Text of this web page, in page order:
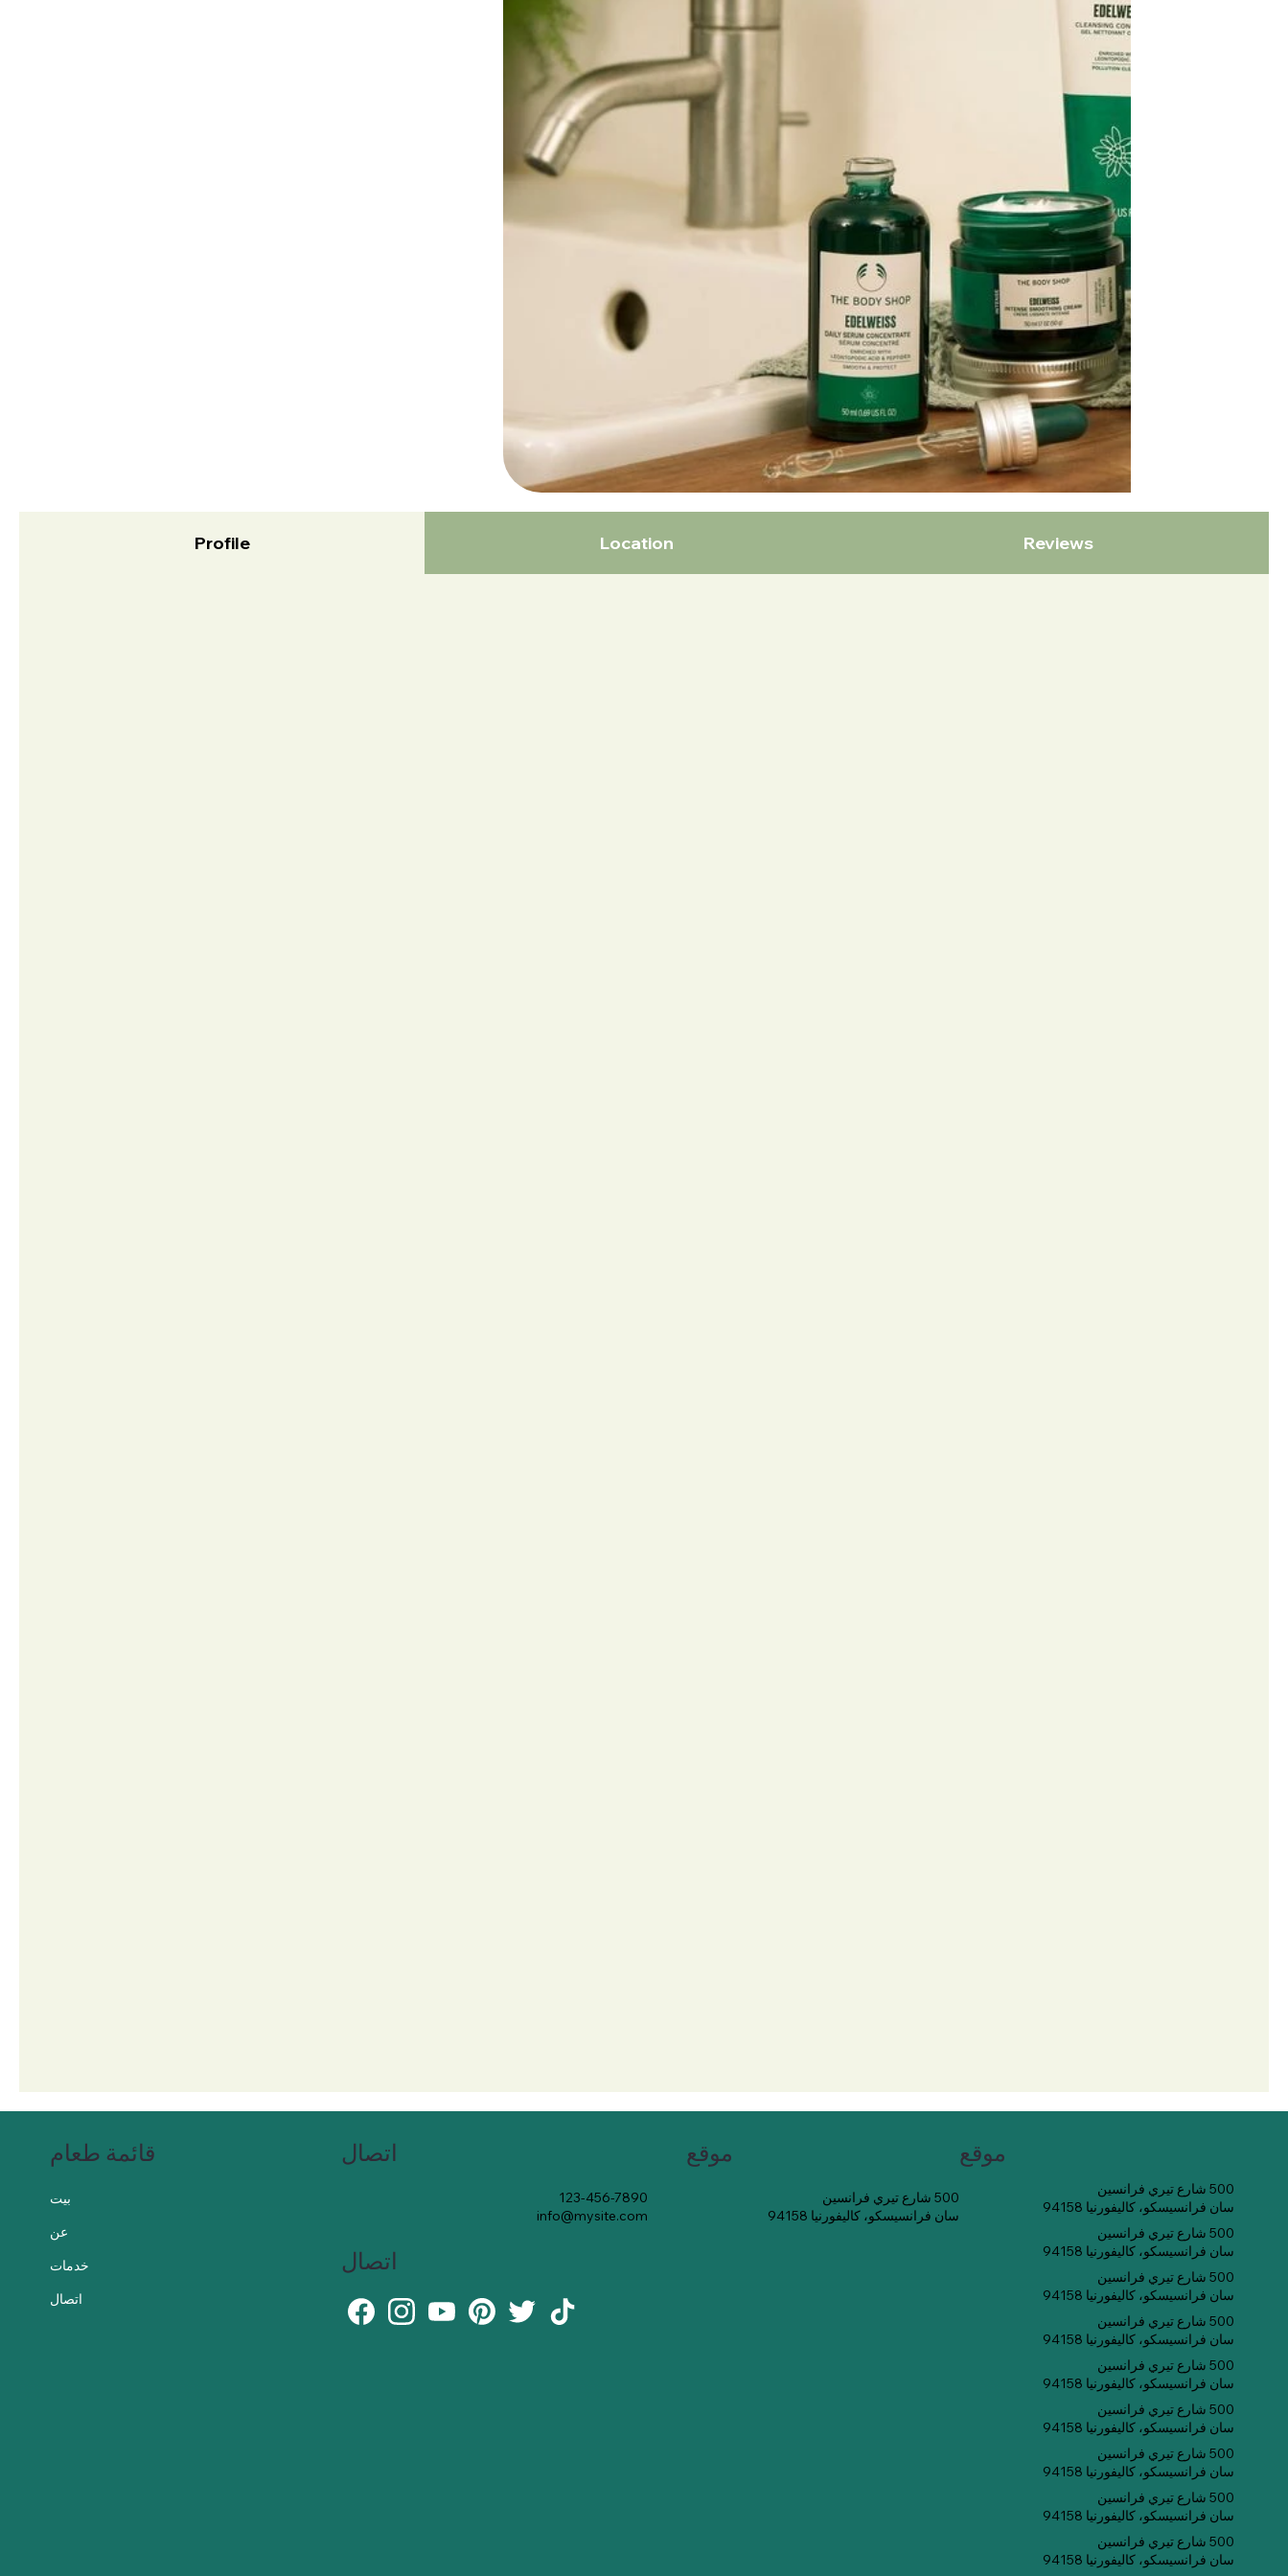
Profile Location Reviews
قائمة طعام
بيت
عن
خدمات
اتصال
موقع
500 شارع تيري فرانسين
سان فرانسيسكو، كاليفورنيا 94158
موقع
500 شارع تيري فرانسين
سان فرانسيسكو، كاليفورنيا 94158
500 شارع تيري فرانسين
سان فرانسيسكو، كاليفورنيا 94158
500 شارع تيري فرانسين
سان فرانسيسكو، كاليفورنيا 94158
500 شارع تيري فرانسين
سان فرانسيسكو، كاليفورنيا 94158
500 شارع تيري فرانسين
سان فرانسيسكو، كاليفورنيا 94158
500 شارع تيري فرانسين
سان فرانسيسكو، كاليفورنيا 94158
500 شارع تيري فرانسين
سان فرانسيسكو، كاليفورنيا 94158
500 شارع تيري فرانسين
سان فرانسيسكو، كاليفورنيا 94158
500 شارع تيري فرانسين
سان فرانسيسكو، كاليفورنيا 94158
اتصال
123-456-7890
info@mysite.com
اتصال